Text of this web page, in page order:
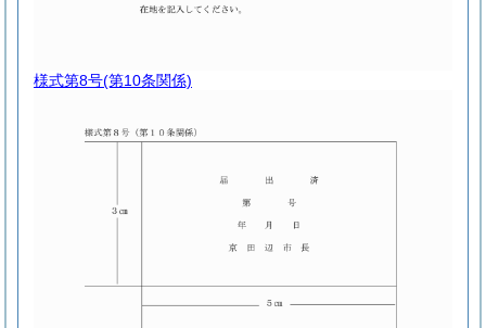
様式第8号(第10条関係)